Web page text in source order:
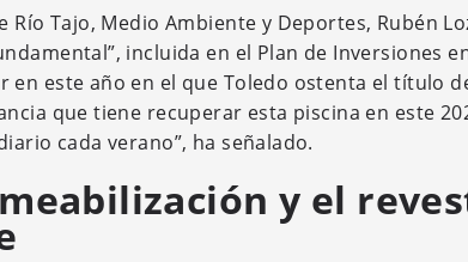
Río Tajo, Medio Ambiente y Deportes, Rubén
incluida en el Plan de Inversiones
en este año en el que Toledo ostenta el título
que tiene recuperar esta piscina en este
cada verano”, ha señalado.
y el